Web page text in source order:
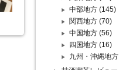
中部地方 (145)
関西地方 (70)
中国地方 (56)
四国地方 (16)
九州・沖縄地方